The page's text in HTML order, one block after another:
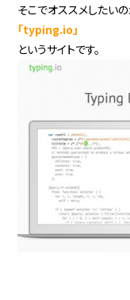
そこでオススメしたいの
「typing.io」
というサイトです。